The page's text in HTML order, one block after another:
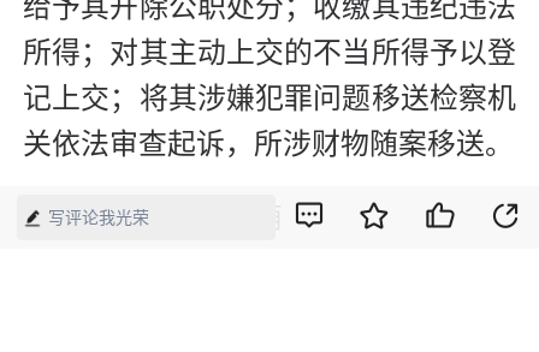
给予其开除公职处分；收缴其违纪违法
所得；对其主动上交的不当所得予以登
记上交；将其涉嫌犯罪问题移送检察机
关依法审查起诉，所涉财物随案移送。
新媒体编辑：崔晓萌
写评论我光荣